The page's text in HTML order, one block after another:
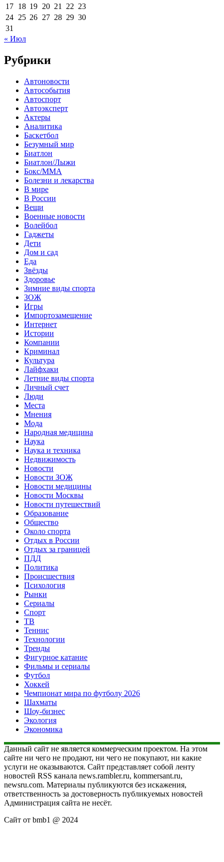
17 18 19 20 21 22 23
24 25 26 27 28 29 30
31
« Июл
Рубрики
Автоновости
Автособытия
Автоспорт
Автоэксперт
Актеры
Аналитика
Баскетбол
Безумный мир
Биатлон
Биатлон/Лыжи
Бокс/MMA
Болезни и лекарства
В мире
В России
Вещи
Военные новости
Волейбол
Гаджеты
Дети
Дом и сад
Еда
Звёзды
Здоровье
Зимние виды спорта
ЗОЖ
Игры
Импортозамещение
Интернет
Истории
Компании
Криминал
Культура
Лайфхаки
Летние виды спорта
Личный счет
Люди
Места
Мнения
Мода
Народная медицина
Наука
Наука и техника
Недвижимость
Новости
Новости ЗОЖ
Новости медицины
Новости Москвы
Новости путешествий
Образование
Общество
Около спорта
Отдых в России
Отдых за границей
ПДД
Политика
Происшествия
Психология
Рынки
Сериалы
Спорт
ТВ
Теннис
Технологии
Тренды
Фигурное катание
Фильмы и сериалы
Футбол
Хоккей
Чемпионат мира по футболу 2026
Шахматы
Шоу-бизнес
Экология
Экономика
Данный сайт не является коммерческим проектом. На этом
сайте ни чего не продают, ни чего не покупают, ни какие
услуги не оказываются. Сайт представляет собой ленту
новостей RSS канала news.rambler.ru, kommersant.ru,
newsru.com. Материалы публикуются без искажения,
ответственность за достоверность публикуемых новостей
Администрация сайта не несёт.
Сайт от bmb1 @ 2024